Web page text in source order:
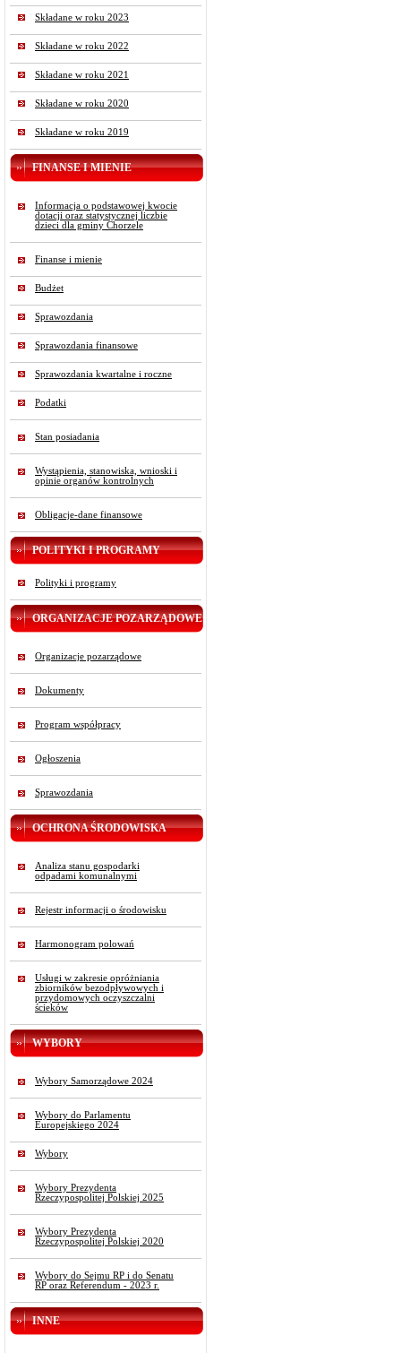
Składane w roku 2023
Składane w roku 2022
Składane w roku 2021
Składane w roku 2020
Składane w roku 2019
FINANSE I MIENIE
Informacja o podstawowej kwocie
dotacji oraz statystycznej liczbie
dzieci dla gminy Chorzele
Finanse i mienie
Budżet
Sprawozdania
Sprawozdania finansowe
Sprawozdania kwartalne i roczne
Podatki
Stan posiadania
Wystąpienia, stanowiska, wnioski i
opinie organów kontrolnych
Obligacje-dane finansowe
POLITYKI I PROGRAMY
Polityki i programy
ORGANIZACJE POZARZĄDOWE
Organizacje pozarządowe
Dokumenty
Program współpracy
Ogłoszenia
Sprawozdania
OCHRONA ŚRODOWISKA
Analiza stanu gospodarki
odpadami komunalnymi
Rejestr informacji o środowisku
Harmonogram polowań
Usługi w zakresie opróżniania
zbiorników bezodpływowych i
przydomowych oczyszczalni
ścieków
WYBORY
Wybory Samorządowe 2024
Wybory do Parlamentu
Europejskiego 2024
Wybory
Wybory Prezydenta
Rzeczypospolitej Polskiej 2025
Wybory Prezydenta
Rzeczypospolitej Polskiej 2020
Wybory do Sejmu RP i do Senatu
RP oraz Referendum - 2023 r.
INNE